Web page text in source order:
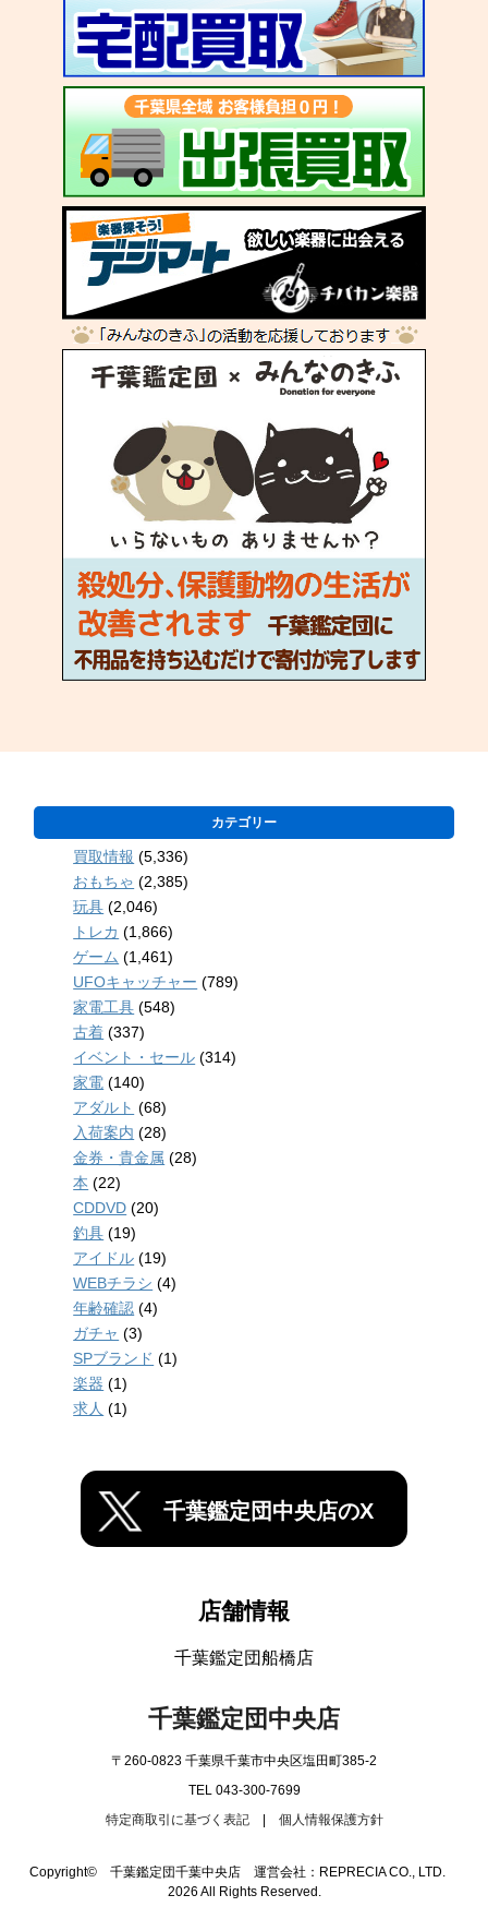
カテゴリー
買取情報 (5,336)
おもちゃ (2,385)
玩具 (2,046)
トレカ (1,866)
ゲーム (1,461)
UFOキャッチャー (789)
家電工具 (548)
古着 (337)
イベント・セール (314)
家電 (140)
アダルト (68)
入荷案内 (28)
金券・貴金属 (28)
本 (22)
CDDVD (20)
釣具 (19)
アイドル (19)
WEBチラシ (4)
年齢確認 (4)
ガチャ (3)
SPブランド (1)
楽器 (1)
求人 (1)
千葉鑑定団中央店のX
店舗情報
千葉鑑定団船橋店
千葉鑑定団中央店
〒260-0823 千葉県千葉市中央区塩田町385-2
TEL 043-300-7699
特定商取引に基づく表記| 個人情報保護方針
Copyright© 千葉鑑定団千葉中央店 運営会社：REPRECIA CO., LTD.
2026 All Rights Reserved.